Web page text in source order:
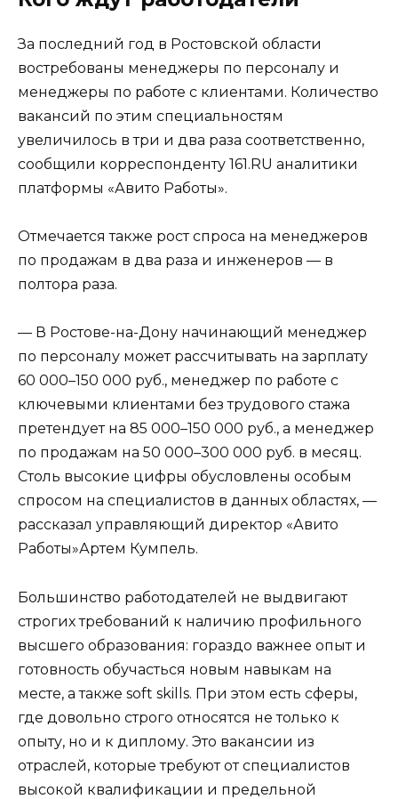
За последний год в Ростовской области
востребованы менеджеры по персоналу и
менеджеры по работе с клиентами. Количество
вакансий по этим специальностям
увеличилось в три и два раза соответственно,
сообщили корреспонденту 161.RU аналитики
платформы «Авито Работы».
Отмечается также рост спроса на менеджеров
по продажам в два раза и инженеров — в
полтора раза.
— В Ростове-на-Дону начинающий менеджер
по персоналу может рассчитывать на зарплату
60 000–150 000 руб., менеджер по работе с
ключевыми клиентами без трудового стажа
претендует на 85 000–150 000 руб., а менеджер
по продажам на 50 000–300 000 руб. в месяц.
Столь высокие цифры обусловлены особым
спросом на специалистов в данных областях, —
рассказал управляющий директор «Авито
Работы»Артем Кумпель.
Большинство работодателей не выдвигают
строгих требований к наличию профильного
высшего образования: гораздо важнее опыт и
готовность обучасться новым навыкам на
месте, а также soft skills. При этом есть сферы,
где довольно строго относятся не только к
опыту, но и к диплому. Это вакансии из
отраслей, которые требуют от специалистов
высокой квалификации и предельной